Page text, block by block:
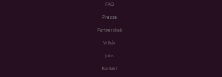
FAQ
Presse
Partnerskab
Vilkår
Jobs
Kontakt